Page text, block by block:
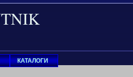
КАТАЛОГИ